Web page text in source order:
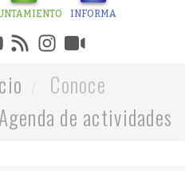
INFORMA
Conoce
Agenda de actividades